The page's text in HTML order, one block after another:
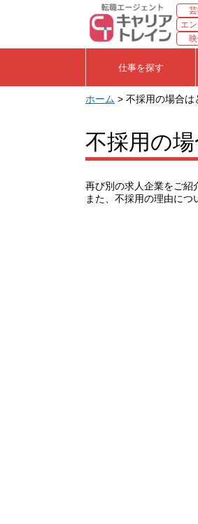
エ
仕事を探す
ホーム > 不採用の場合は
不採用の
再び別の求人企業をご紹
また、不採用の理由につ